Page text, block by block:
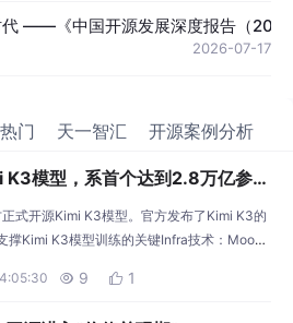
代 ——《中国开源发展深度报告（
2026-07-17
热门 ​天一智汇 开源案例分析
模型，系首个达到2.8万亿参数
式开源Kimi K3模型。官方发布了Kimi K3的
撑Kimi K3模型训练的关键Infra技术：MoonE
9个月里，Kimi模型都保持着开源模型的规模
 9  1